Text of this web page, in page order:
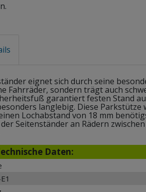
eignet sich durch seine
Fahrräder, sondern trägt auch
garantiert festen Stand
langlebig. Diese Parkstütze
Lochabstand von 18 mm
Seitenständer an Rädern
Daten: